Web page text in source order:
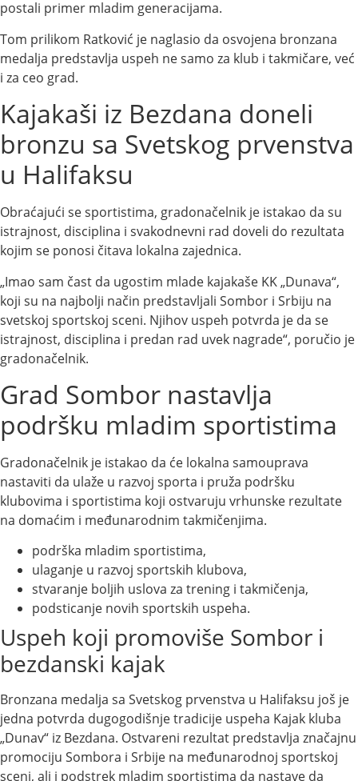
postali primer mladim generacijama.
Tom prilikom Ratković je naglasio da osvojena bronzana
medalja predstavlja uspeh ne samo za klub i takmičare, već
i za ceo grad.
Kajakaši iz Bezdana doneli
bronzu sa Svetskog prvenstva
u Halifaksu
Obraćajući se sportistima, gradonačelnik je istakao da su
istrajnost, disciplina i svakodnevni rad doveli do rezultata
kojim se ponosi čitava lokalna zajednica.
„Imao sam čast da ugostim mlade kajakaše KK „Dunava“,
koji su na najbolji način predstavljali Sombor i Srbiju na
svetskoj sportskoj sceni. Njihov uspeh potvrda je da se
istrajnost, disciplina i predan rad uvek nagrade“, poručio je
gradonačelnik.
Grad Sombor nastavlja
podršku mladim sportistima
Gradonačelnik je istakao da će lokalna samouprava
nastaviti da ulaže u razvoj sporta i pruža podršku
klubovima i sportistima koji ostvaruju vrhunske rezultate
na domaćim i međunarodnim takmičenjima.
podrška mladim sportistima,
ulaganje u razvoj sportskih klubova,
stvaranje boljih uslova za trening i takmičenja,
podsticanje novih sportskih uspeha.
Uspeh koji promoviše Sombor i
bezdanski kajak
Bronzana medalja sa Svetskog prvenstva u Halifaksu još je
jedna potvrda dugogodišnje tradicije uspeha Kajak kluba
„Dunav“ iz Bezdana. Ostvareni rezultat predstavlja značajnu
promociju Sombora i Srbije na međunarodnoj sportskoj
sceni, ali i podstrek mladim sportistima da nastave da